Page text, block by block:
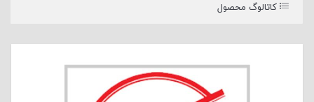
کاتالوگ محصول